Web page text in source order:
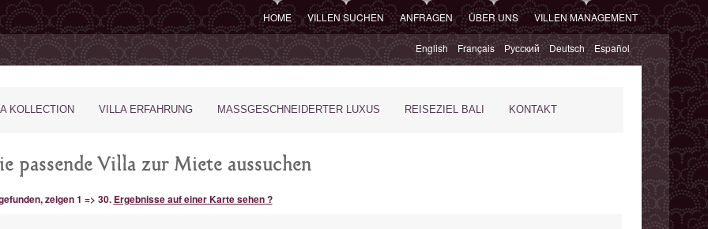
HOME VILLEN SUCHEN ANFRAGEN ÜBER UNS VILLEN MANAGEMENT
English Français Русский Deutsch Español
KOLLECTION VILLA ERFAHRUNG MASSGESCHNEIDERTER LUXUS REISEZIEL BALI KONTAKT
passende Villa zur Miete aussuchen
zeigen 1 => 30. Ergebnisse auf einer Karte sehen ?